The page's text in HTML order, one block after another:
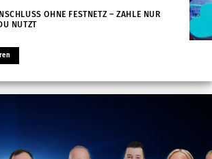
OHNE FESTNETZ – ZAHLE NUR
NUTZT